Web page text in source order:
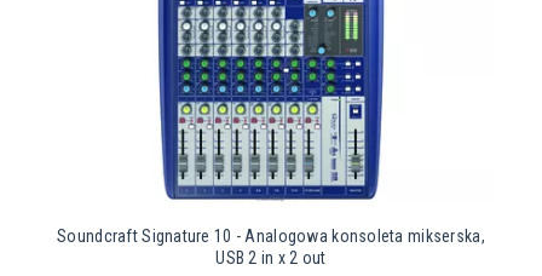
Soundcraft Signature 10 - Analogowa konsoleta mikserska,
USB 2 in x 2 out